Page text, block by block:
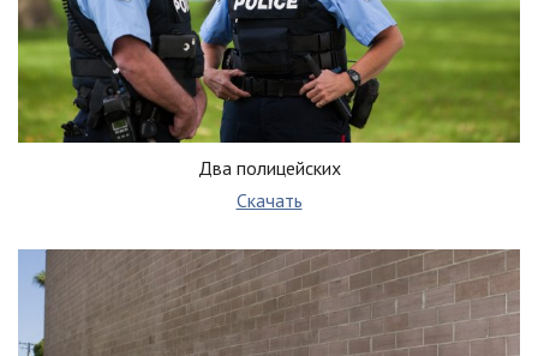
Два полицейских
Скачать